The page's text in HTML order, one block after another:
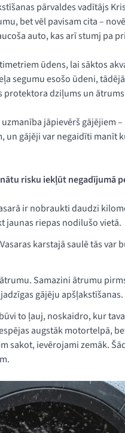
pārvaldes vadītājs
bet vēl pavisam cita –
auto, kas arī stumj pa
ūdens, lai sāktos
segumu esošo ūdeni,
protektora dziļums un
jāpievērš gājējiem
un gājēji var negaidīti manīt
risku iekļūt negadījumā
ir nobraukti daudzi
jaunas riepas nodilušo vietā.
karstajā saulē tās var
Samazini ātrumu
gājēju apšļakstīšanas.
to ļauj, noskaidro, kur
augstāk motortelpā,
sakot, ievērojami zemāk.